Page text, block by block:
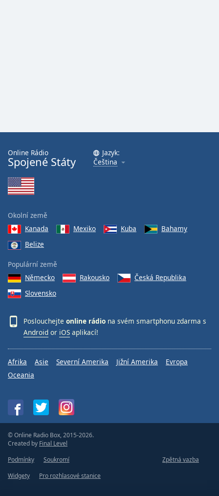
Online Rádio
Spojené Státy
Jazyk:
Čeština
Okolní země
Kanada
Mexiko Kuba
Bahamy
Belize
Populární země
Německo
Rakousko
Česká Republika
Slovensko
Poslouchejte online rádio na svém smartphonu zdarma s
Android or iOS aplikací!
Afrika Asie Severní Amerika Jižní Amerika
Evropa
Oceania
© Online Radio Box, 2015-2026.
Created by Final Level
Podmínky
Soukromí
Zpětná vazba
Widgety
Pro rozhlasové stanice